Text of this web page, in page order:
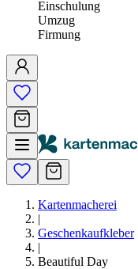
Einschulung
Umzug
Firmung
Kartenmacherei
|
Geschenkaufkleber
|
Beautiful Day